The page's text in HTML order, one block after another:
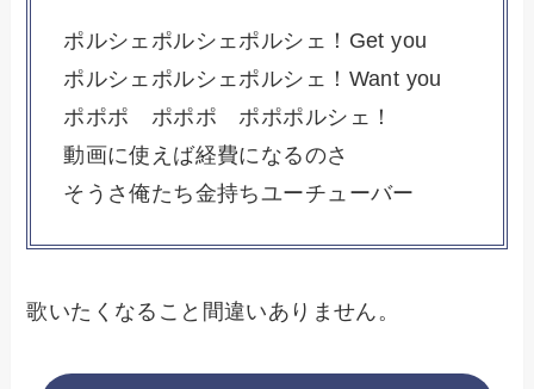
ポルシェポルシェポルシェ！Get you
ポルシェポルシェポルシェ！Want you
ポポポ ポポポ ポポポルシェ！
動画に使えば経費になるのさ
そうさ俺たち金持ちユーチューバー
歌いたくなること間違いありません。